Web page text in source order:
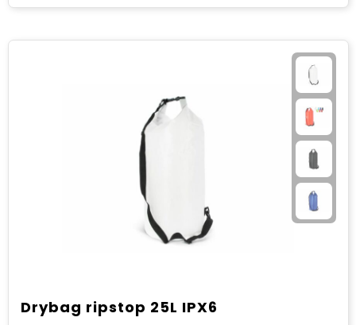
Drybag ripstop 25L IPX6